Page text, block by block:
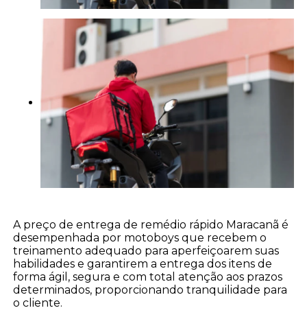
A preço de entrega de remédio rápido Maracanã é
desempenhada por motoboys que recebem o
treinamento adequado para aperfeiçoarem suas
habilidades e garantirem a entrega dos itens de
forma ágil, segura e com total atenção aos prazos
determinados, proporcionando tranquilidade para
o cliente.